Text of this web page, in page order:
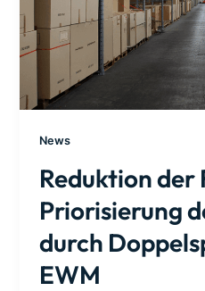
News
Reduktion der
Priorisierung
durch
EWM